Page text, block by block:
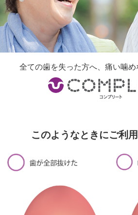
全ての歯を失った方へ、痛い噛
このようなときにご利